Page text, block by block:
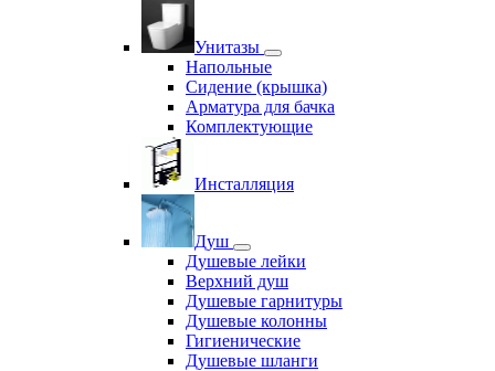
Унитазы
Напольные
Сидение (крышка)
Арматура для бачка
Комплектующие
Инсталляция
Душ
Душевые лейки
Верхний душ
Душевые гарнитуры
Душевые колонны
Гигиенические
Душевые шланги